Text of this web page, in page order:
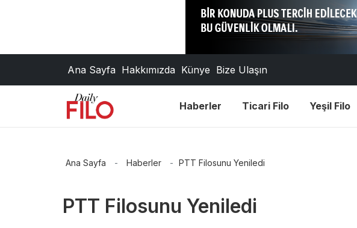
Ana Sayfa Hakkımızda Künye Bize Ulaşın
Haberler Ticari Filo Yeşil Filo
Ana Sayfa - Haberler - PTT Filosunu Yeniledi
PTT Filosunu Yeniledi